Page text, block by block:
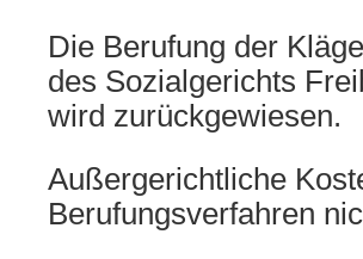
Die Berufung der
des Sozialgerichts
wird zurückgewiesen.
Außergerichtliche
Berufungsverfahren